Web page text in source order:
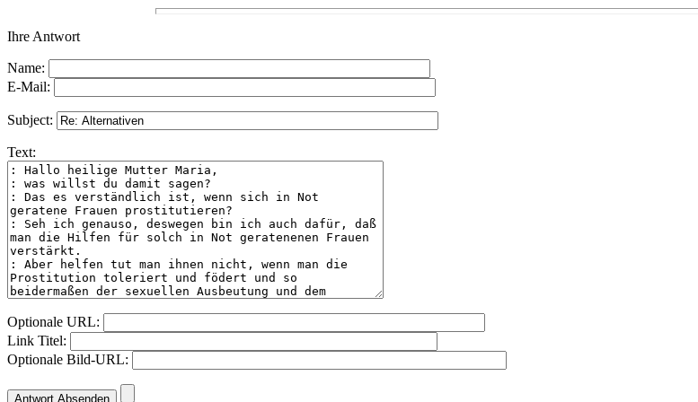
Ihre Antwort
Name:
E-Mail:
Subject:
Text:
Optionale URL:
Link Titel:
Optionale Bild-URL: